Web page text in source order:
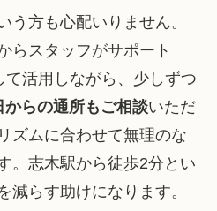
う方も心配いりません。
らスタッフがサポート
て活用しながら、少しずつ
からの通所もご相談いただ
ズムに合わせて無理のな
。志木駅から徒歩2分とい
減らす助けになります。